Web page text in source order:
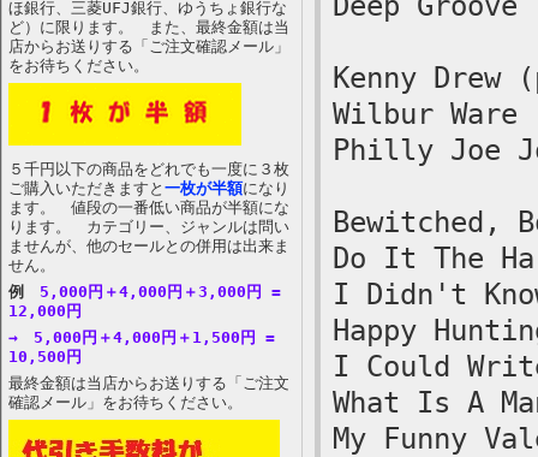
ほ銀行、三菱UFJ銀行、ゆうちょ銀行な
ど）に限ります。 また、最終金額は当
店からお送りする「ご注文確認メール」
をお待ちください。
５千円以下の商品をどれでも一度に３枚
ご購入いただきますと 一枚が半額になり
ます。 値段の一番低い商品が半額にな
ります。 カテゴリー、ジャンルは問い
ませんが、他のセールとの併用は出来ま
せん。
例
5,000円＋4,000円＋3,000円 =
12,000円
→ 5,000円＋4,000円＋1,500円 =
10,500円
最終金額は当店からお送りする「ご注文
確認メール」をお待ちください。
Kenny Drew
Wilbur Ware
Philly Joe
Bewitched,
Do It The
I Didn't
Happy
I Could
What Is A
My Funny